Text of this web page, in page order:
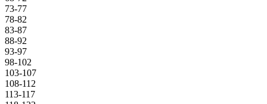
73-77
78-82
83-87
88-92
93-97
98-102
103-107
108-112
113-117